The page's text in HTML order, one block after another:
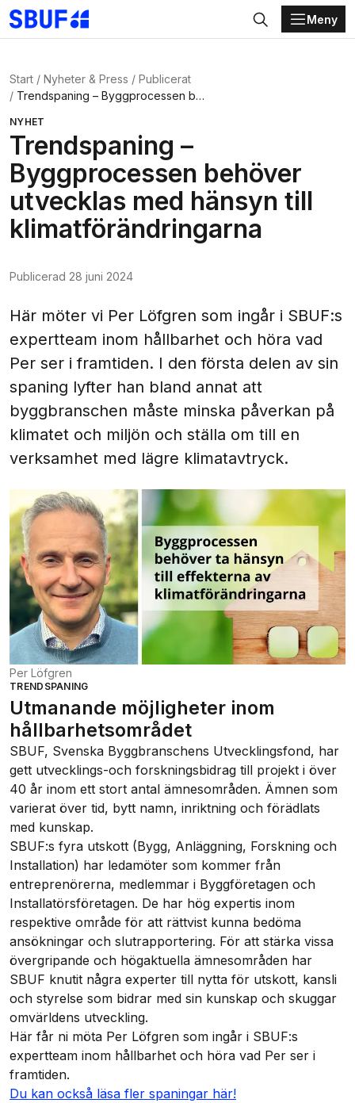
Gå direkt till huvudinnehållet
Sök
Meny
Start Nyheter & Press
Publicerat
Trendspaning – Byggprocessen behöver utvecklas med hänsyn till klimatförändringarna
NYHET
Trendspaning –
Byggprocessen behöver
utvecklas med hänsyn till
klimatförändringarna
Publicerad 28 juni 2024
Här möter vi Per Löfgren som ingår i SBUF:s
expertteam inom hållbarhet och höra vad
Per ser i framtiden. I den första delen av sin
spaning lyfter han bland annat att
byggbranschen måste minska påverkan på
klimatet och miljön och ställa om till en
verksamhet med lägre klimatavtryck.
Per Löfgren
TRENDSPANING
Utmanande möjligheter inom
hållbarhetsområdet
SBUF, Svenska Byggbranschens Utvecklingsfond, har
gett utvecklings-och forskningsbidrag till projekt i över
40 år inom ett stort antal ämnesområden. Ämnen som
varierat över tid, bytt namn, inriktning och förädlats
med kunskap.
SBUF:s fyra utskott (Bygg, Anläggning, Forskning och
Installation) har ledamöter som kommer från
entreprenörerna, medlemmar i Byggföretagen och
Installatörsföretagen. De har hög expertis inom
respektive område för att rättvist kunna bedöma
ansökningar och slutrapportering. För att stärka vissa
övergripande och högaktuella ämnesområden har
SBUF knutit några experter till nytta för utskott, kansli
och styrelse som bidrar med sin kunskap och skuggar
omvärldens utveckling.
Här får ni möta Per Löfgren som ingår i SBUF:s
expertteam inom hållbarhet och höra vad Per ser i
framtiden.
Du kan också läsa fler spaningar här!